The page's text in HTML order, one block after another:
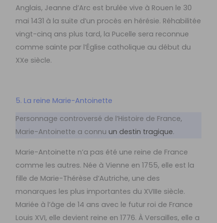
Anglais, Jeanne d’Arc est brulée vive à Rouen le 30
mai 1431 à la suite d’un procès en hérésie. Réhabilitée
vingt-cinq ans plus tard, la Pucelle sera reconnue
comme sainte par l’Église catholique au début du
XXe siècle.
5. La reine Marie-Antoinette
Personnage controversé de l’Histoire de France,
Marie-Antoinette a connuun destin tragique.
Marie-Antoinette n’a pas été une reine de France
comme les autres. Née à Vienne en 1755, elle est la
fille de Marie-Thérèse d’Autriche, une des
monarques les plus importantes du XVIIIe siècle.
Mariée à l’âge de 14 ans avec le futur roi de France
Louis XVI, elle devient reine en 1776. À Versailles, elle a